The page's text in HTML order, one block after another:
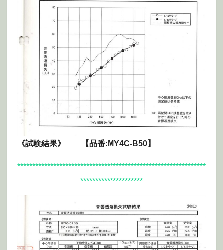
《試験結果》 【品番:MY4C-B50】
***************************************************************
*********************